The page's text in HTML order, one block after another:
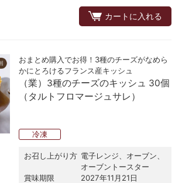
カートに入れる
おまとめ購入でお得！3種のチーズがなめら
かにとろけるフランス産キッシュ
（業）3種のチーズのキッシュ 30個
（タルトフロマージュサレ）
冷凍
お召し上がり方 電子レンジ、オーブン、
オーブントースター
賞味期限
2027年11月21日